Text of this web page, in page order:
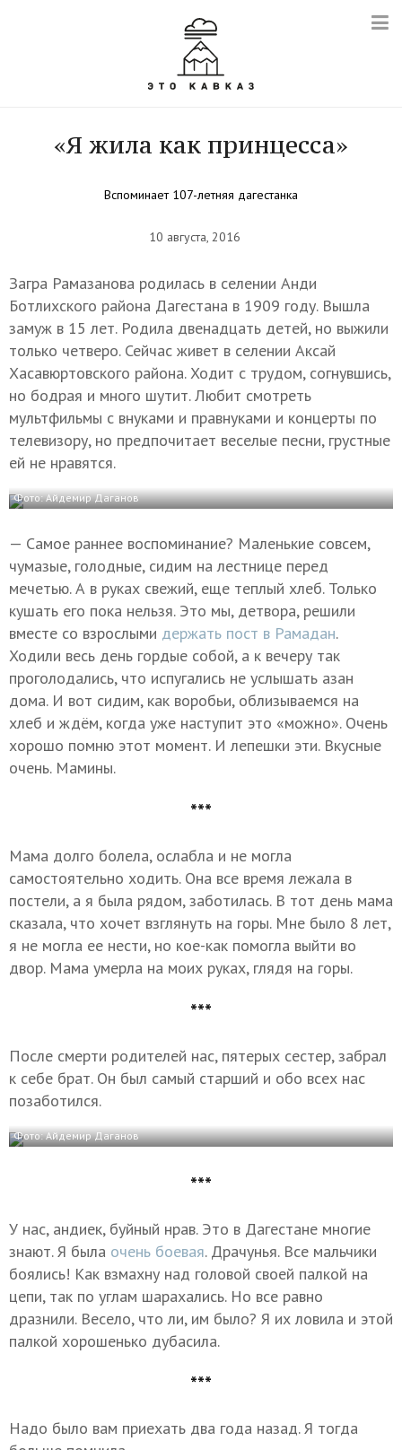
«Я жила как принцесса»
Вспоминает 107-летняя дагестанка
10 августа, 2016
Загра Рамазанова родилась в селении Анди
Ботлихского района Дагестана в 1909 году. Вышла
замуж в 15 лет. Родила двенадцать детей, но выжили
только четверо. Сейчас живет в селении Аксай
Хасавюртовского района. Ходит с трудом, согнувшись,
но бодрая и много шутит. Любит смотреть
мультфильмы с внуками и правнуками и концерты по
телевизору, но предпочитает веселые песни, грустные
ей не нравятся.
Фото: Айдемир Даганов
— Самое раннее воспоминание? Маленькие совсем,
чумазые, голодные, сидим на лестнице перед
мечетью. А в руках свежий, еще теплый хлеб. Только
кушать его пока нельзя. Это мы, детвора, решили
вместе со взрослыми держать пост в Рамадан.
Ходили весь день гордые собой, а к вечеру так
проголодались, что испугались не услышать азан
дома. И вот сидим, как воробьи, облизываемся на
хлеб и ждём, когда уже наступит это «можно». Очень
хорошо помню этот момент. И лепешки эти. Вкусные
очень. Мамины.
***
Мама долго болела, ослабла и не могла
самостоятельно ходить. Она все время лежала в
постели, а я была рядом, заботилась. В тот день мама
сказала, что хочет взглянуть на горы. Мне было 8 лет,
я не могла ее нести, но кое-как помогла выйти во
двор. Мама умерла на моих руках, глядя на горы.
***
После смерти родителей нас, пятерых сестер, забрал
к себе брат. Он был самый старший и обо всех нас
позаботился.
Фото: Айдемир Даганов
***
У нас, андиек, буйный нрав. Это в Дагестане многие
знают. Я была очень боевая. Драчунья. Все мальчики
боялись! Как взмахну над головой своей палкой на
цепи, так по углам шарахались. Но все равно
дразнили. Весело, что ли, им было? Я их ловила и этой
палкой хорошенько дубасила.
***
Надо было вам приехать два года назад. Я тогда